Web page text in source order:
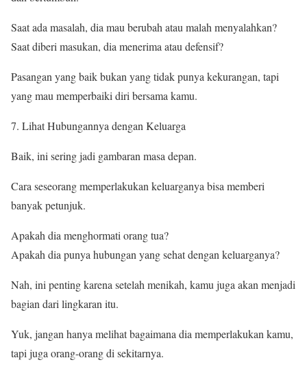
Saat ada masalah, dia mau berubah atau malah menyalahkan?
Saat diberi masukan, dia menerima atau defensif?
Pasangan yang baik bukan yang tidak punya kekurangan, tapi
yang mau memperbaiki diri bersama kamu.
Lihat Hubungannya dengan Keluarga
Baik, ini sering jadi gambaran masa depan.
Cara seseorang memperlakukan keluarganya bisa memberi
banyak petunjuk.
Apakah dia menghormati orang tua?
Apakah dia punya hubungan yang sehat dengan keluarganya?
Nah, ini penting karena setelah menikah, kamu juga akan menjadi
bagian dari lingkaran itu.
Yuk, jangan hanya melihat bagaimana dia memperlakukan kamu,
tapi juga orang-orang di sekitarnya.